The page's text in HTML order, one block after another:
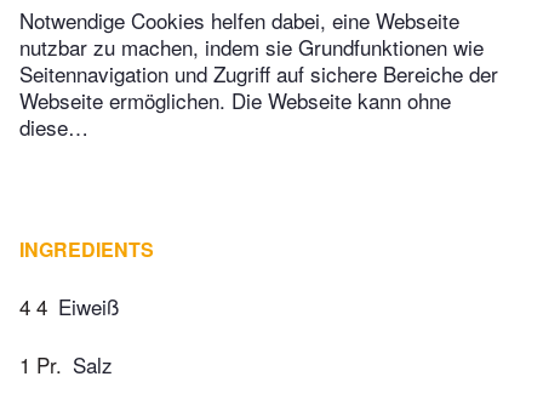
Notwendige Cookies helfen dabei, eine Webseite
nutzbar zu machen, indem sie Grundfunktionen wie
Seitennavigation und Zugriff auf sichere Bereiche der
Webseite ermöglichen. Die Webseite kann ohne
diese…
INGREDIENTS
4 4 Eiweiß
1 Pr. Salz